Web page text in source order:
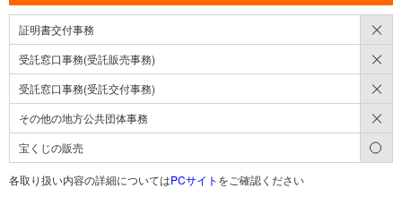
証明書交付事務
受託窓口事務(受託販売事務)
受託窓口事務(受託交付事務)
その他の地方公共団体事務
宝くじの販売
各取り扱い内容の詳細についてはPCサイト をご確認ください